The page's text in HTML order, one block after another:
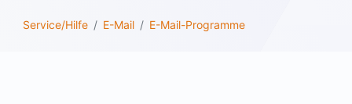
Service/Hilfe E-Mail E-Mail-Programme